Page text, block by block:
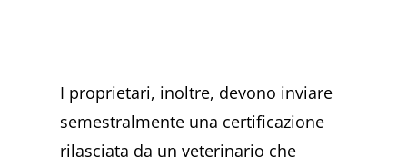
I proprietari, inoltre, devono inviare
semestralmente una certificazione
rilasciata da un veterinario che